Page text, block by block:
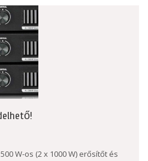
W-os (2 x 1000 W) erősítőt és